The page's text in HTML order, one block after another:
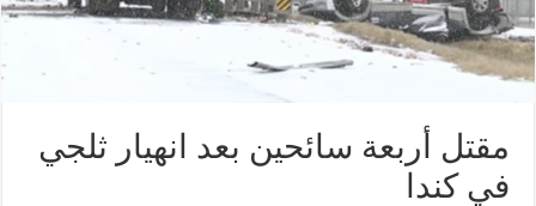
مقتل أربعة سائحين بعد انهيار ثلجي
في كندا